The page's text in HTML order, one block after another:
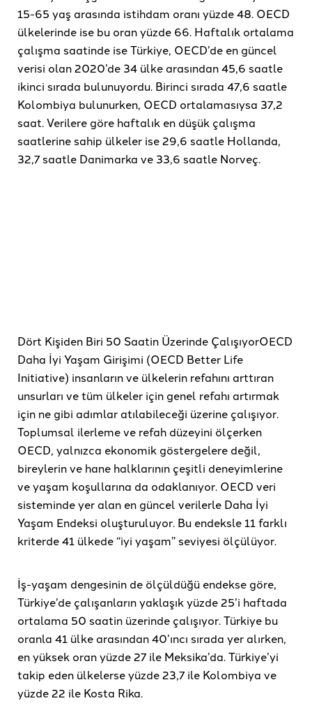
15-65 yaş arasında istihdam oranı yüzde 48. OECD
ülkelerinde ise bu oran yüzde 66. Haftalık ortalama
çalışma saatinde ise Türkiye, OECD’de en güncel
verisi olan 2020’de 34 ülke arasından 45,6 saatle
ikinci sırada bulunuyordu. Birinci sırada 47,6 saatle
Kolombiya bulunurken, OECD ortalamasıysa 37,2
saat. Verilere göre haftalık en düşük çalışma
saatlerine sahip ülkeler ise 29,6 saatle Hollanda,
32,7 saatle Danimarka ve 33,6 saatle Norveç.
Dört Kişiden Biri 50 Saatin Üzerinde ÇalışıyorOECD
Daha İyi Yaşam Girişimi (OECD Better Life
Initiative) insanların ve ülkelerin refahını arttıran
unsurları ve tüm ülkeler için genel refahı artırmak
için ne gibi adımlar atılabileceği üzerine çalışıyor.
Toplumsal ilerleme ve refah düzeyini ölçerken
OECD, yalnızca ekonomik göstergelere değil,
bireylerin ve hane halklarının çeşitli deneyimlerine
ve yaşam koşullarına da odaklanıyor. OECD veri
sisteminde yer alan en güncel verilerle Daha İyi
Yaşam Endeksi oluşturuluyor. Bu endeksle 11 farklı
kriterde 41 ülkede “iyi yaşam” seviyesi ölçülüyor.
İş-yaşam dengesinin de ölçüldüğü endekse göre,
Türkiye’de çalışanların yaklaşık yüzde 25’i haftada
ortalama 50 saatin üzerinde çalışıyor. Türkiye bu
oranla 41 ülke arasından 40’ıncı sırada yer alırken,
en yüksek oran yüzde 27 ile Meksika’da. Türkiye’yi
takip eden ülkelerse yüzde 23,7 ile Kolombiya ve
yüzde 22 ile Kosta Rika.